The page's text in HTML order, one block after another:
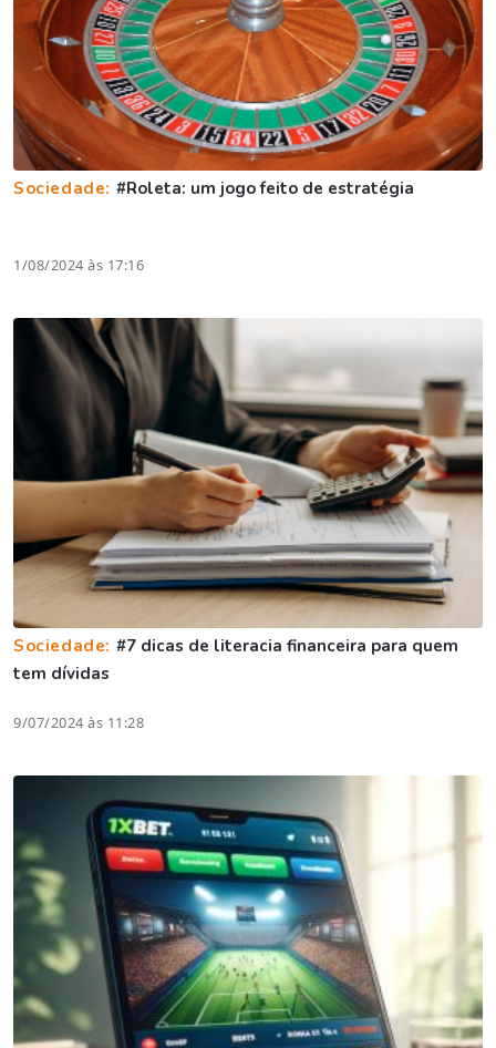
Sociedade: #Roleta: um jogo feito de estratégia
1/08/2024 às 17:16
Sociedade: #7 dicas de literacia financeira para quem
tem dívidas
9/07/2024 às 11:28